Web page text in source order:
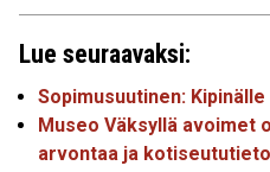
Lue seuraavaksi:
Sopimusuutinen:
Museo Väksyllä avoimet
arvontaa ja